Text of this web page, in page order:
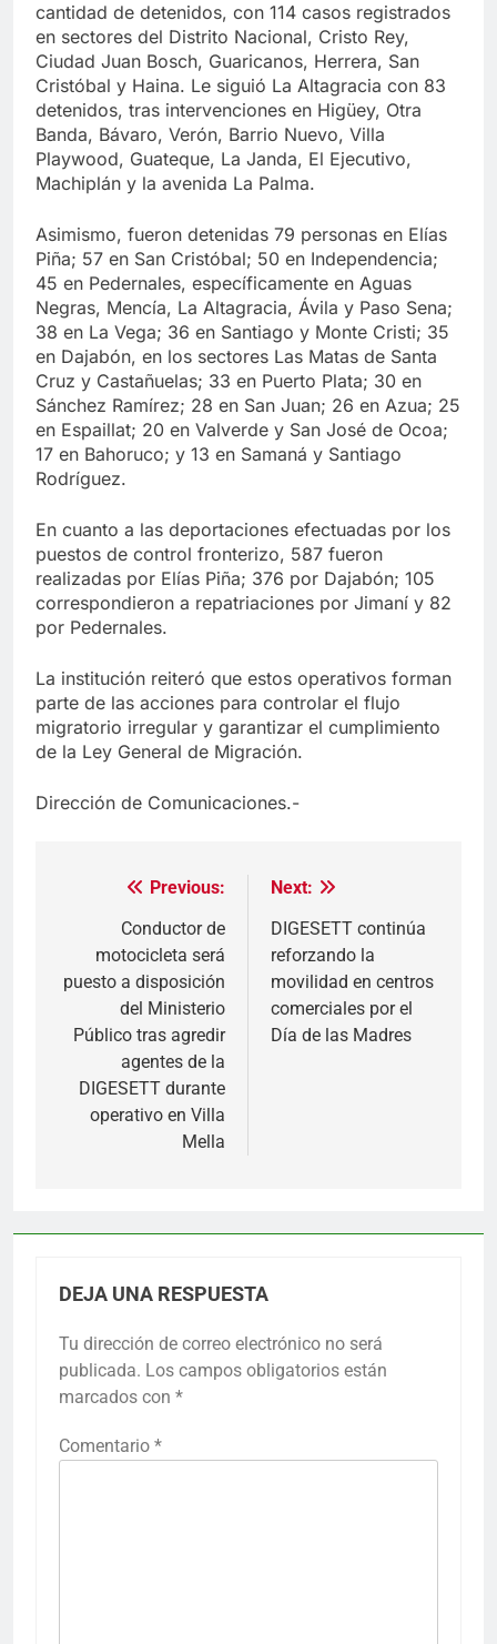
cantidad de detenidos, con 114 casos registrados
en sectores del Distrito Nacional, Cristo Rey,
Ciudad Juan Bosch, Guaricanos, Herrera, San
Cristóbal y Haina. Le siguió La Altagracia con 83
detenidos, tras intervenciones en Higüey, Otra
Banda, Bávaro, Verón, Barrio Nuevo, Villa
Playwood, Guateque, La Janda, El Ejecutivo,
Machiplán y la avenida La Palma.
Asimismo, fueron detenidas 79 personas en Elías
Piña; 57 en San Cristóbal; 50 en Independencia;
45 en Pedernales, específicamente en Aguas
Negras, Mencía, La Altagracia, Ávila y Paso Sena;
38 en La Vega; 36 en Santiago y Monte Cristi; 35
en Dajabón, en los sectores Las Matas de Santa
Cruz y Castañuelas; 33 en Puerto Plata; 30 en
Sánchez Ramírez; 28 en San Juan; 26 en Azua; 25
en Espaillat; 20 en Valverde y San José de Ocoa;
17 en Bahoruco; y 13 en Samaná y Santiago
Rodríguez.
En cuanto a las deportaciones efectuadas por los
puestos de control fronterizo, 587 fueron
realizadas por Elías Piña; 376 por Dajabón; 105
correspondieron a repatriaciones por Jimaní y 82
por Pedernales.
La institución reiteró que estos operativos forman
parte de las acciones para controlar el flujo
migratorio irregular y garantizar el cumplimiento
de la Ley General de Migración.
Dirección de Comunicaciones.-
Navegación
entradas
Previous:
Conductor de
motocicleta será
puesto a disposición
del Ministerio
Público tras agredir
agentes de la
DIGESETT durante
operativo en Villa
Mella
Next:
DIGESETT continúa
reforzando la
movilidad en centros
comerciales por el
Día de las Madres
DEJA UNA RESPUESTA
Tu dirección de correo electrónico no será
publicada. Los campos obligatorios están
marcados con *
Comentario *